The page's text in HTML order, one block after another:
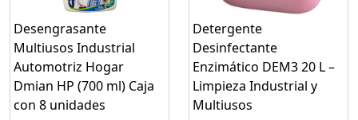
Desengrasante
Multiusos Industrial
Automotriz Hogar
Dmian HP (700 ml) Caja
con 8 unidades
Detergente
Desinfectante
Enzimático DEM3 20 L –
Limpieza Industrial y
Multiusos